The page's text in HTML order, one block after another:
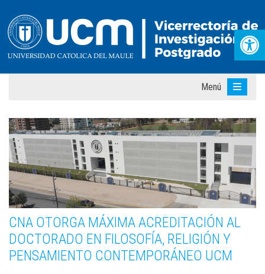
Menú
CNA OTORGA MÁXIMA ACREDITACIÓN AL
DOCTORADO EN FILOSOFÍA, RELIGIÓN Y
PENSAMIENTO CONTEMPORÁNEO UCM